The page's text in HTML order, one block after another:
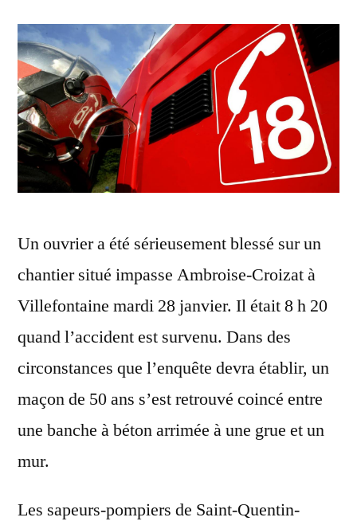
Un ouvrier a été sérieusement blessé sur un
chantier situé impasse Ambroise-Croizat à
Villefontaine mardi 28 janvier. Il était 8 h 20
quand l’accident est survenu. Dans des
circonstances que l’enquête devra établir, un
maçon de 50 ans s’est retrouvé coincé entre
une banche à béton arrimée à une grue et un
mur.
Les sapeurs-pompiers de Saint-Quentin-